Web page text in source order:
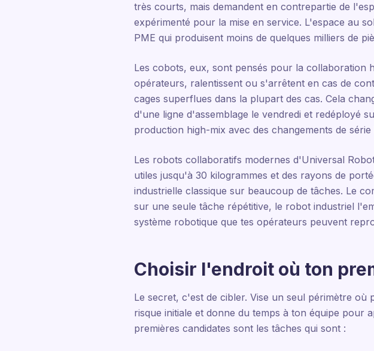
très courts, mais demandent en contrepartie de
expérimenté pour la mise en service. L'espace au
PME qui produisent moins de quelques milliers de
Les cobots, eux, sont pensés pour la collaboration
opérateurs, ralentissent ou s'arrêtent en cas de
cages superflues dans la plupart des cas. Cela
d'une ligne d'assemblage le vendredi et redéployé
production high-mix avec des changements de série
Les robots collaboratifs modernes d'Universal
utiles jusqu'à 30 kilogrammes et des rayons de
industrielle classique sur beaucoup de tâches. Le
sur une seule tâche répétitive, le robot industriel
système robotique que tes opérateurs peuvent
Choisir l'endroit où ton
Le secret, c'est de cibler. Vise un seul périmètre où
risque initiale et donne du temps à ton équipe pour
premières candidates sont les tâches qui sont :